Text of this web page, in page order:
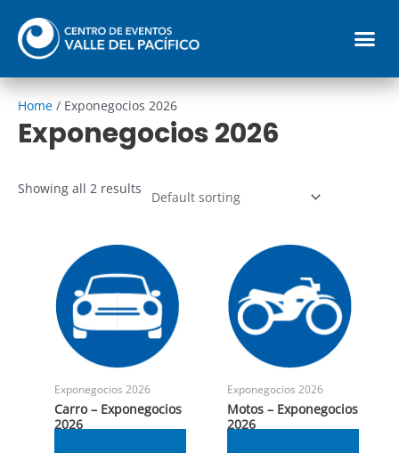
contenido
Home / Exponegocios 2026
Exponegocios 2026
Showing all 2 results
Exponegocios 2026
Carro – Exponegocios
2026
Exponegocios 2026
Motos – Exponegocios
2026